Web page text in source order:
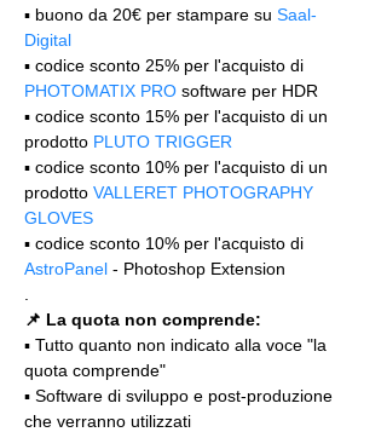
▪️ buono da 20€ per stampare su Saal-
Digital
▪️ codice sconto 25% per l'acquisto di
PHOTOMATIX PRO software per HDR
▪️ codice sconto 15% per l'acquisto di un
prodotto PLUTO TRIGGER
▪️ codice sconto 10% per l'acquisto di un
prodotto VALLERET PHOTOGRAPHY
GLOVES
▪️ codice sconto 10% per l'acquisto di
AstroPanel - Photoshop Extension
📌 La quota non comprende:
▪️ Tutto quanto non indicato alla voce "la
quota comprende"
▪️ Software di sviluppo e post-produzione
che verranno utilizzati